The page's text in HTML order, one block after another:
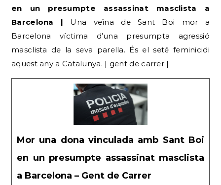
en un presumpte assassinat masclista a
Barcelona | Una veïna de Sant Boi mor a
Barcelona víctima d’una presumpta agressió
masclista de la seva parella. És el seté feminicidi
aquest any a Catalunya. | gent de carrer |
Mor una dona vinculada amb Sant Boi
en un presumpte assassinat masclista
a Barcelona – Gent de Carrer